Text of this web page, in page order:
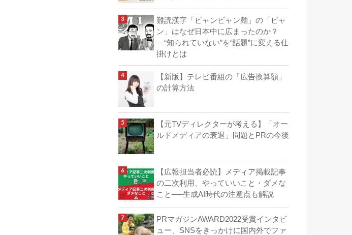
難読漢字「ビャンビャン麺」の「ビャ
ン」はなぜ日本中に広まったのか？
―“知られていない”を“話題”に変える仕
掛けとは
【新版】テレビ番組の「広告換算額」
の計算方法
【元TVディレクターが考える】「オー
ルドメディアの衰退」問題とPRの今後
【広報担当者必読】メディア掲載記事
の二次利用、やっていいこと・ダメな
こと──生成AI時代の注意点も解説
PRマガジンAWARD2022受賞インタビ
ュー、SNSをきっかけに国内外でファ